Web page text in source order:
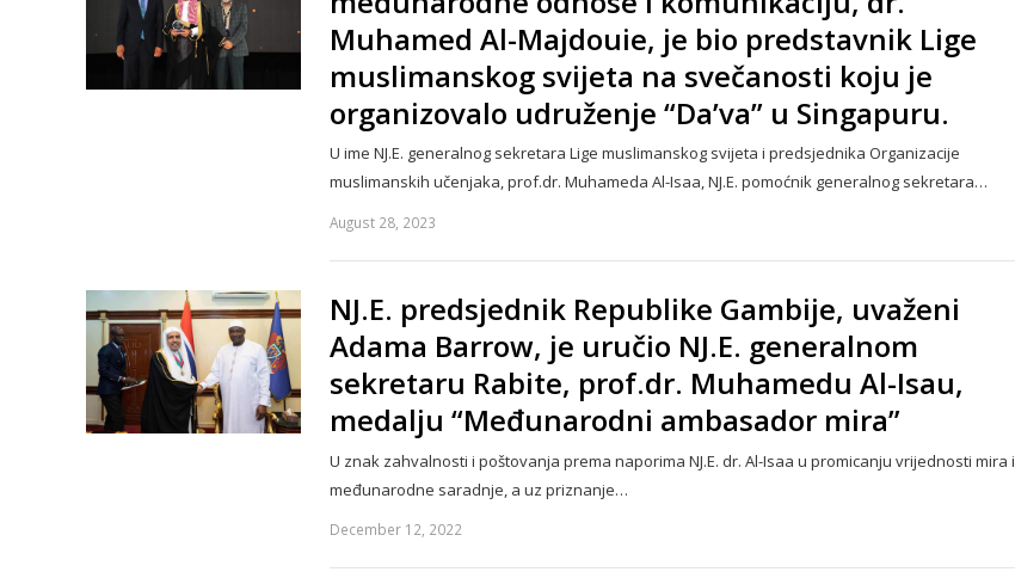
Muhamed Al-Majdouie, je bio predstavnik Lige
muslimanskog svijeta na svečanosti koju je
organizovalo udruženje “Da’va” u Singapuru.
U ime NJ.E. generalnog sekretara Lige muslimanskog svijeta i predsjednika Organizacije
muslimanskih učenjaka, prof.dr. Muhameda Al-Isaa, NJ.E. pomoćnik generalnog sekretara…
August 28, 2023
NJ.E. predsjednik Republike Gambije, uvaženi
Adama Barrow, je uručio NJ.E. generalnom
sekretaru Rabite, prof.dr. Muhamedu Al-Isau,
medalju “Međunarodni ambasador mira”
U znak zahvalnosti i poštovanja prema naporima NJ.E. dr. Al-Isaa u promicanju vrijednosti mira i
međunarodne saradnje, a uz priznanje…
December 12, 2022